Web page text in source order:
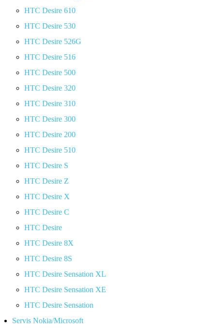
HTC Desire 610
HTC Desire 530
HTC Desire 526G
HTC Desire 516
HTC Desire 500
HTC Desire 320
HTC Desire 310
HTC Desire 300
HTC Desire 200
HTC Desire 510
HTC Desire S
HTC Desire Z
HTC Desire X
HTC Desire C
HTC Desire
HTC Desire 8X
HTC Desire 8S
HTC Desire Sensation XL
HTC Desire Sensation XE
HTC Desire Sensation
Servis Nokia/Microsoft